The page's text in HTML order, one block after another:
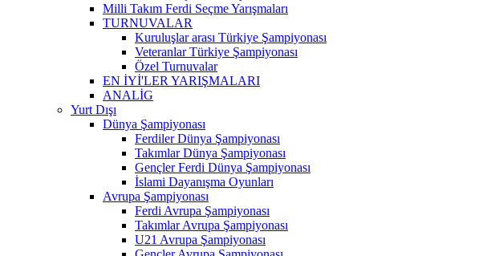
Milli Takım Ferdi Seçme Yarışmaları
TURNUVALAR
Kuruluşlar arası Türkiye Şampiyonası
Veteranlar Türkiye Şampiyonası
Özel Turnuvalar
EN İYİ'LER YARIŞMALARI
ANALİG
Yurt Dışı
Dünya Şampiyonası
Ferdiler Dünya Şampiyonası
Takımlar Dünya Şampiyonası
Gençler Ferdi Dünya Şampiyonası
İslami Dayanışma Oyunları
Avrupa Şampiyonası
Ferdi Avrupa Şampiyonası
Takımlar Avrupa Şampiyonası
U21 Avrupa Şampiyonası